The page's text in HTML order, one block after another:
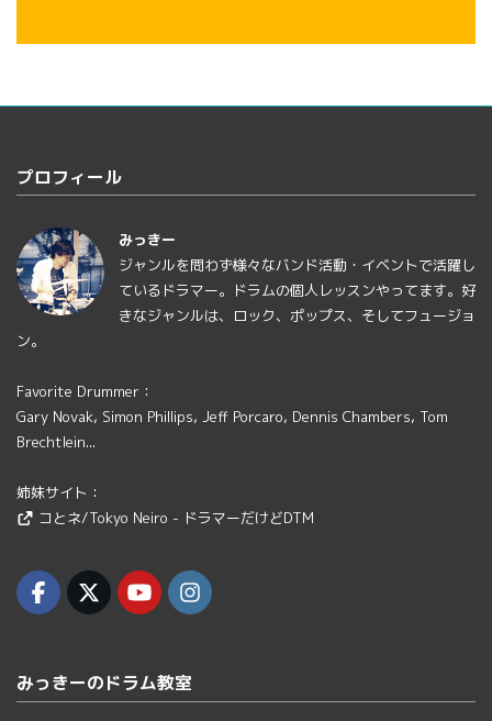
プロフィール
みっきー
ジャンルを問わず様々なバンド活動・イベントで活躍し
ているドラマー。ドラムの個人レッスンやってます。好
きなジャンルは、ロック、ポップス、そしてフュージョ
ン。
Favorite Drummer：
Gary Novak, Simon Phillips, Jeff Porcaro, Dennis Chambers, Tom
Brechtlein...
姉妹サイト：
コとネ/Tokyo Neiro - ドラマーだけどDTM
みっきーのドラム教室